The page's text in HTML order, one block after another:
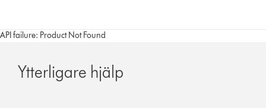
API failure: Product Not Found
Ytterligare hjälp